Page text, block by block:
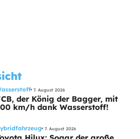
7. August 2026
der König der Bagger, mit
km/h dank Wasserstoff!
7. August 2026